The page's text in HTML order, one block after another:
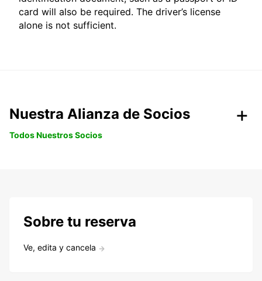
card will also be required. The driver’s license
alone is not sufficient.
Nuestra Alianza de Socios
Todos Nuestros Socios
Sobre tu reserva
Ve, edita y cancela